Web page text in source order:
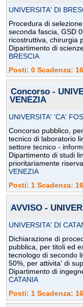
UNIVERSITA' DI
Procedura di
seconda fascia, GSD
ricostruttiva, chirurgia
Dipartimento di
BRESCIA
Posti: 0 Scadenza:
Concorso -
VENEZIA
UNIVERSITA' 'CA'
Concorso pubblico,
tecnico di laboratorio
settore tecnico -
Dipartimento di studi
prioritariamente
VENEZIA
Posti: 1 Scadenza:
AVVISO -
UNIVERSITA' DI
Dichiarazione di
pubblica, per titoli ed
tecnologo di secondo
50%, per attivita' di
Dipartimento di
CATANIA
Posti: 1 Scadenza: